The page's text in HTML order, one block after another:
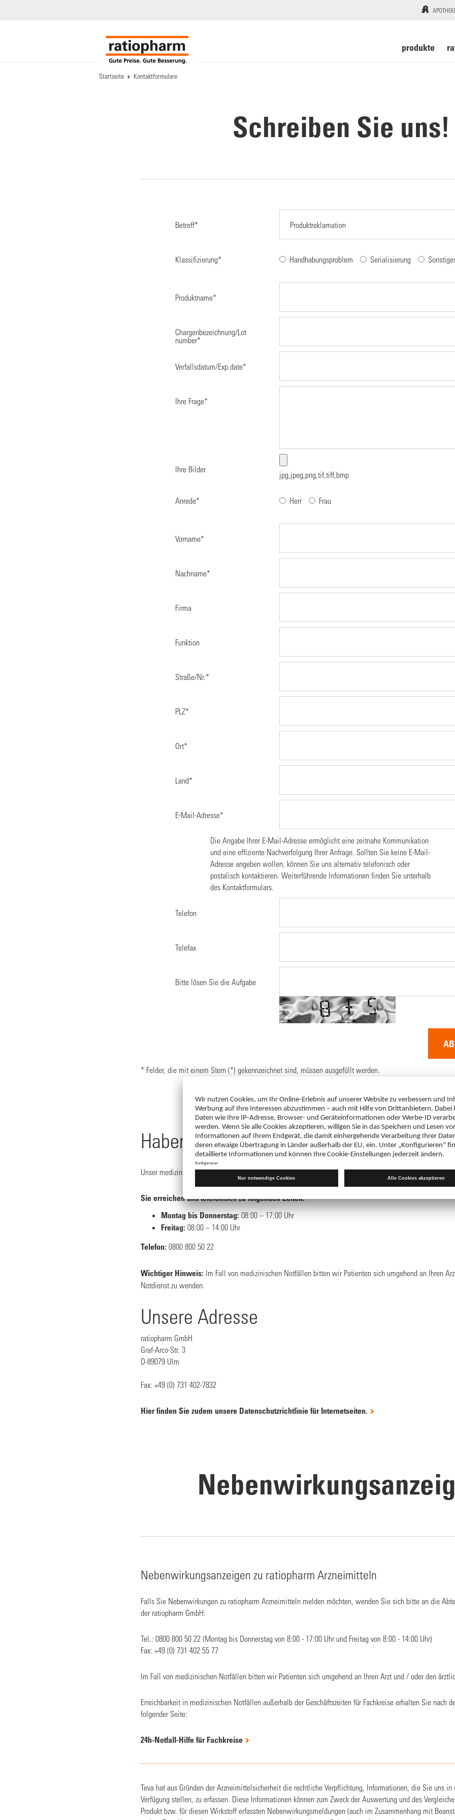
produkte
Startseite Kontaktformulare
Schreiben Sie uns!
Betreff*
Klassifizierung* Handhabungsproblem Serialisierung
Produktname*
Chargenbezeichnung/Lot
number*
Verfallsdatum/Exp.date*
Ihre Frage*
Ihre Bilder
jpg,jpeg,png,tif,tiff,bmp
Anrede* Herr Frau
Vorname*
Nachname*
Firma
Funktion
Straße/Nr.*
PLZ*
Ort*
Land*
E-Mail-Adresse*
Die Angabe Ihrer E-Mail-Adresse ermöglicht eine zeitnahe Kommunikation
und eine effiziente Nachverfolgung Ihrer Anfrage. Sollten Sie keine E-Mail-
Adresse angeben wollen, können Sie uns alternativ telefonisch oder
postalisch kontaktieren. Weiterführende Informationen finden Sie unterhalb
des Kontaktformulars.
Telefon
Telefax
Bitte lösen Sie die Aufgabe
* Felder, die mit einem Stern (*) gekennzeichnet sind, müssen ausgefüllt werden.
Haben Sie Produkt- oder
Unser medizinisch-wissenschaftlicher Service unterstützt Sie gerne bei allen fachlichen Fragen zu unseren
Sie erreichen uns telefonisch zu folgenden Zeiten:
Montag bis Donnerstag: 08:00 – 17:00 Uhr
Freitag: 08:00 – 14:00 Uhr
Telefon: 0800 800 50 22
Wichtiger Hinweis: Im Fall von medizinischen Notfällen bitten wir Patienten sich umgehend an Ihren
Notdienst zu wenden.
Unsere Adresse
ratiopharm GmbH
Graf-Arco-Str. 3
D-89079 Ulm
Fax: +49 (0) 731 402-7832
Hier finden Sie zudem unsere Datenschutzrichtlinie für Internetseiten.
Nebenwirkungsanzeigen zu ratiopharm Arzneimitteln
Falls Sie Nebenwirkungen zu ratiopharm Arzneimitteln melden möchten, wenden Sie sich bitte an die
der ratiopharm GmbH:
Tel.: 0800 800 50 22 (Montag bis Donnerstag von 8:00 - 17:00 Uhr und Freitag von 8:00 - 14:00 Uhr)
Fax: +49 (0) 731 402 55 77
Im Fall von medizinischen Notfällen bitten wir Patienten sich umgehend an Ihren Arzt und / oder den
Erreichbarkeit in medizinischen Notfällen außerhalb der Geschäftszeiten für Fachkreise erhalten Sie nach
folgender Seite:
24h-Notfall-Hilfe für Fachkreise
Teva hat aus Gründen der Arzneimittelsicherheit die rechtliche Verpflichtung, Informationen, die Sie uns in
Verfügung stellen, zu erfassen. Diese Informationen können zum Zweck der Auswertung und des
Produkt bzw. für diesen Wirkstoff erfassten Nebenwirkungsmeldungen (auch im Zusammenhang mit